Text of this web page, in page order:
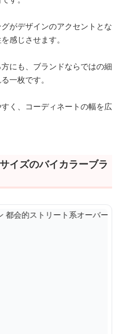
がデザインのアクセントとな
感じさせます。
にも、ブランドならではの細
一枚です。
く、コーディネートの幅を広
イズのバイカラーブラ